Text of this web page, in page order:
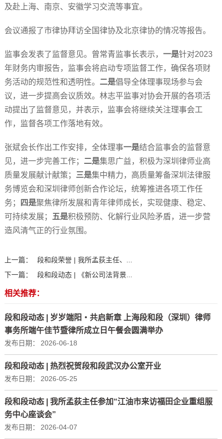
及赴上海、南京、安徽学习交流等事宜。
会议通报了市律协拜访全国律协及北京律协的情况等报告。
监事会发表了监督意见。曾常青监事长表示， 一是针对2023
年财务内审报告，监事会将启动专项监督工作，确保各项财
务活动的规范性和透明性。 二是倡导全体理事现场参与会
议，进一步提高会议质效。林志平监事对协会开展的各项活
动提出了监督意见，并表示，监事会将继续关注理事会工
作，监督各项工作落地有效。
张斌会长作出工作安排，全体理事一是结合监事会的监督意
见，进一步完善工作； 二是集思广益，积极为深圳律师业高
质量发展献计献策； 三是集中精力，高质量筹备深圳法律服
务博览会和深圳律师创新合作论坛，统筹推进各项工作任
务；
四是聚焦律所发展和青年律师成长，实现健康、稳定、
可持续发展；
五是积极预防、化解行业风险矛盾，进一步营
造风清气正的行业氛围。
上一篇：
段和段荣誉 | 我所孟荻主任、...
下一篇：
段和段动态 | 《新公司法背景...
相关推荐：
段和段动态 | 岁岁端阳・共启新章 上海段和段（深圳）律师
事务所端午佳节暨律所成立日午餐会圆满举办
发布日期： 2026-06-18
段和段动态 | 热烈祝贺段和段武汉办公室开业
发布日期： 2026-05-25
段和段动态 | 我所孟荻主任参加“江油市来访福田企业重组服
务中心座谈会”
发布日期： 2026-04-07